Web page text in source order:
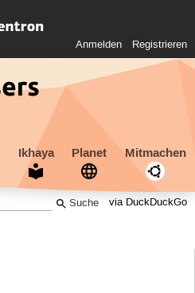
Anmelden Registrieren
Ikhaya Planet Mitmachen
via DuckDuckGo